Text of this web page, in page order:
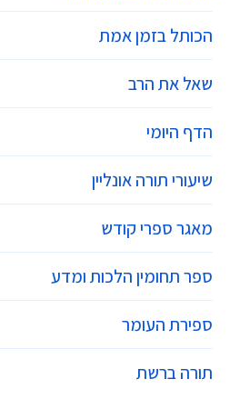
הכותל בזמן אמת
שאל את הרב
הדף היומי
שיעורי תורה אונליין
מאגר ספרי קודש
ספר תחומין הלכות ומדע
ספירת העומר
תורה ברשת